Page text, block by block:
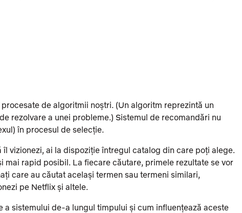
de algoritmii noștri. (Un algoritm reprezintă un
rezolvare a unei probleme.) Sistemul de recomandări nu
în procesul de selecție.
vizionezi, ai la dispoziție întregul catalog din care poți alege.
rapid posibil. La fiecare căutare, primele rezultate se vor
care au căutat același termen sau termeni similari,
pe Netflix și altele.
sistemului de-a lungul timpului și cum influențează aceste